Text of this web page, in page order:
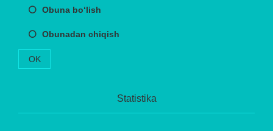
Obuna bo‘lish
Obunadan chiqish
OK
Statistika